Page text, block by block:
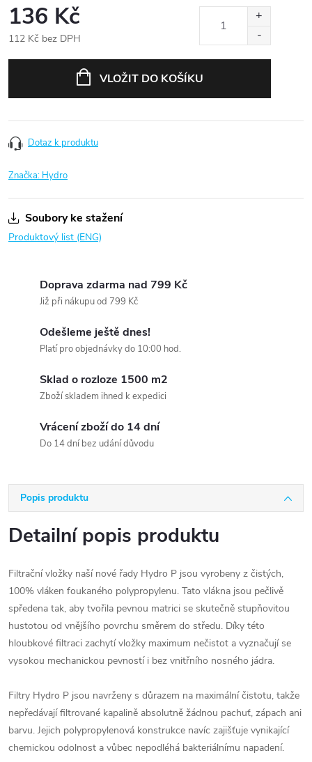
136 Kč
112 Kč bez DPH
VLOŽIT DO KOŠÍKU
Dotaz k produktu
Značka: Hydro
Soubory ke stažení
Produktový list (ENG)
Doprava zdarma nad 799 Kč
Již při nákupu od 799 Kč
Odešleme ještě dnes!
Platí pro objednávky do 10:00 hod.
Sklad o rozloze 1500 m2
Zboží skladem ihned k expedici
Vrácení zboží do 14 dní
Do 14 dní bez udání důvodu
Popis produktu
Detailní popis produktu
Filtrační vložky naší nové řady Hydro P jsou vyrobeny z čistých,
100% vláken foukaného polypropylenu. Tato vlákna jsou pečlivě
spředena tak, aby tvořila pevnou matrici se skutečně stupňovitou
hustotou od vnějšího povrchu směrem do středu. Díky této
hloubkové filtraci zachytí vložky maximum nečistot a vyznačují se
vysokou mechanickou pevností i bez vnitřního nosného jádra.
Filtry Hydro P jsou navrženy s důrazem na maximální čistotu, takže
nepředávají filtrované kapalině absolutně žádnou pachuť, zápach ani
barvu. Jejich polypropylenová konstrukce navíc zajišťuje vynikající
chemickou odolnost a vůbec nepodléhá bakteriálnímu napadení.